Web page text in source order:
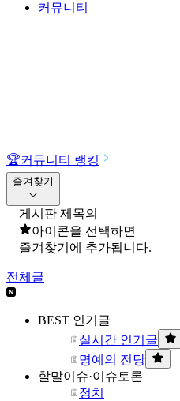
커뮤니티
🏆커뮤니티 랭킹
즐겨찾기
게시판 제목의
아이콘을 선택하면
즐겨찾기에 추가됩니다.
전체글
BEST 인기글
실시간 인기글
명예의 전당
할말이슈·이슈토론
정치